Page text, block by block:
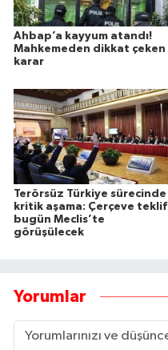
Ahbap’a kayyum atandı!
Mahkemeden dikkat çeken
karar
Terörsüz Türkiye sürecinde
kritik aşama: Çerçeve teklif
bugün Meclis’te
görüşülecek
Yorumlar